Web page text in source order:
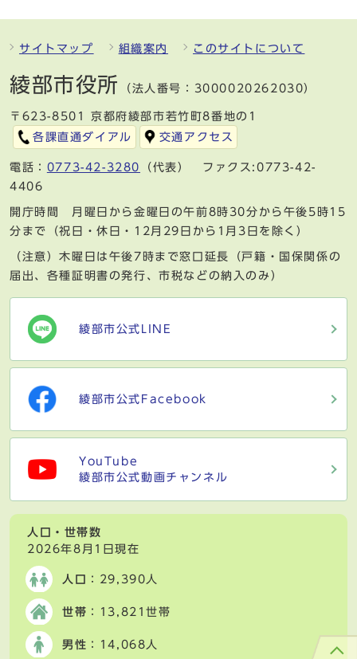
サイトマップ 組織案内 このサイトについて
綾部市役所 （法人番号：3000020262030）
〒623-8501 京都府綾部市若竹町8番地の1
各課直通ダイアル
交通アクセス
電話： 0773-42-3280
（代表） ファクス:0773-42-
4406
開庁時間 月曜日から金曜日の午前8時30分から午後5時15
分まで（祝日・休日・12月29日から1月3日を除く）
（注意）木曜日は午後7時まで窓口延長（戸籍・国保関係の
届出、各種証明書の発行、市税などの納入のみ）
綾部市公式LINE
綾部市公式Facebook
YouTube
綾部市公式動画チャンネル
人口・世帯数
2026年8月1日現在
人口 ：29,390人
世帯 ：13,821世帯
男性 ：14,068人